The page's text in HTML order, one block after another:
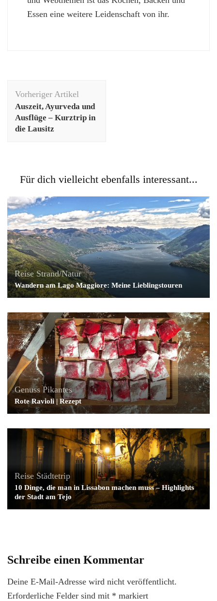
Essen eine weitere Leidenschaft von ihr.
Vorheriger Artikel
Auszeit, Ayurveda und
Ausflüge – Kurztrip in
die Lausitz
Für dich vielleicht ebenfalls interessant...
Reise Strand/Natur
Wandern am Lago Maggiore: Meine Lieblingstouren
Genuss Pikantes
Rote Ravioli | Rezept
Reise Städtetrip
10 Dinge, die man in Lissabon machen muss – Highlights
der Stadt am Tejo
Schreibe einen Kommentar
Deine E-Mail-Adresse wird nicht veröffentlicht.
Erforderliche Felder sind mit * markiert